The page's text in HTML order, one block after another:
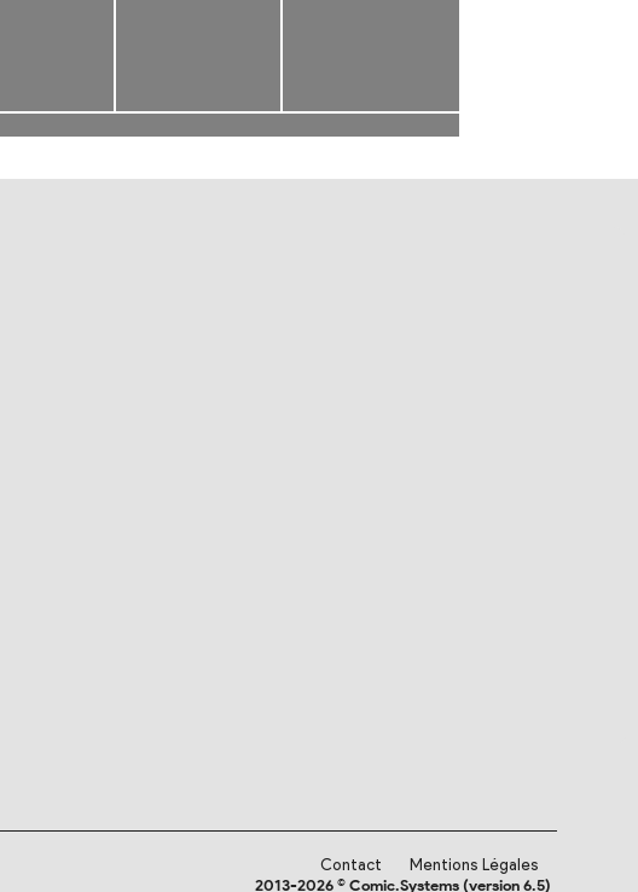
Contact
Mentions Légales
2013-2026 © Comic.Systems (version 6.5)